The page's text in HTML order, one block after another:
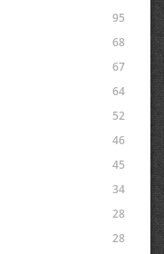
95
68
67
64
52
46
45
34
28
28